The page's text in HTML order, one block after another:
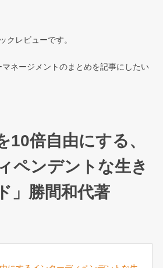
クレビューです。
マネージメントのまとめを記事にしたい
10倍自由にする、
ペンデントな生き
」勝間和代著